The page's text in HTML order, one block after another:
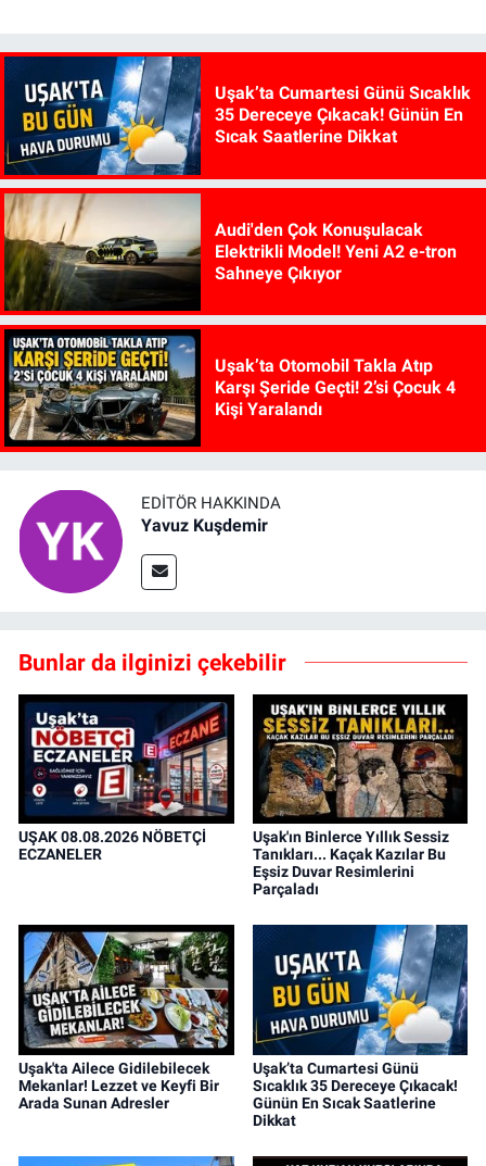
Uşak’ta Cumartesi Günü Sıcaklık
35 Dereceye Çıkacak! Günün En
Sıcak Saatlerine Dikkat
Audi'den Çok Konuşulacak
Elektrikli Model! Yeni A2 e-tron
Sahneye Çıkıyor
Uşak’ta Otomobil Takla Atıp
Karşı Şeride Geçti! 2’si Çocuk 4
Kişi Yaralandı
EDITÖR HAKKINDA
Yavuz Kuşdemir
Bunlar da ilginizi çekebilir
UŞAK 08.08.2026 NÖBETÇİ
ECZANELER
Uşak'ın Binlerce Yıllık Sessiz
Tanıkları... Kaçak Kazılar Bu
Eşsiz Duvar Resimlerini
Parçaladı
Uşak'ta Ailece Gidilebilecek
Mekanlar! Lezzet ve Keyfi Bir
Arada Sunan Adresler
Uşak’ta Cumartesi Günü
Sıcaklık 35 Dereceye Çıkacak!
Günün En Sıcak Saatlerine
Dikkat